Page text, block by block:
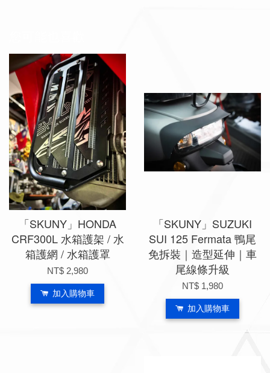
「SKUNY」HONDA
CRF300L 水箱護架 / 水
箱護網 / 水箱護罩
NT$ 2,980
加入購物車
「SKUNY」SUZUKI
SUI 125 Fermata 鴨尾
免拆裝｜造型延伸｜車
尾線條升級
NT$ 1,980
加入購物車